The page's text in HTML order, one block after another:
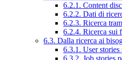
6.2.1. Content
6.2.2. Dati di
6.2.3. Ricerca
6.2.4. Ricerca sui
6.3. Dalla ricerca ai
6.3.1. User
6.3.2. Job stories